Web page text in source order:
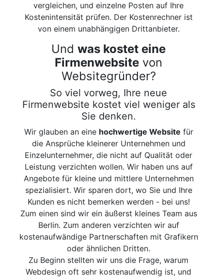
vergleichen, und einzelne Posten auf Ihre
Kostenintensität prüfen. Der Kostenrechner ist
von einem unabhängigen Drittanbieter.
Und was kostet eine
Firmenwebsite von
Websitegründer?
So viel vorweg, Ihre neue
Firmenwebsite kostet viel weniger als
Sie denken.
Wir glauben an eine hochwertige Website für
die Ansprüche kleinerer Unternehmen und
Einzelunternehmer, die nicht auf Qualität oder
Leistung verzichten wollen. Wir haben uns auf
Angebote für kleine und mittlere Unternehmen
spezialisiert. Wir sparen dort, wo Sie und Ihre
Kunden es nicht bemerken werden - bei uns!
Zum einen sind wir ein äußerst kleines Team aus
Berlin. Zum anderen verzichten wir auf
kostenaufwändige Partnerschaften mit Grafikern
oder ähnlichen Dritten.
Zu Beginn stellten wir uns die Frage, warum
Webdesign oft sehr kostenaufwendig ist, und